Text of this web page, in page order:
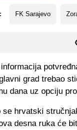
FK Sarajevo
grad trebao
dana uz opciju
se hrvatski
desna ruka će